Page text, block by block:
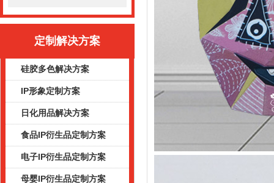
定制解决方案
硅胶多色解决方案
IP形象定制方案
日化用品解决方案
食品IP衍生品定制方案
电子IP衍生品定制方案
母婴IP衍生品定制方案